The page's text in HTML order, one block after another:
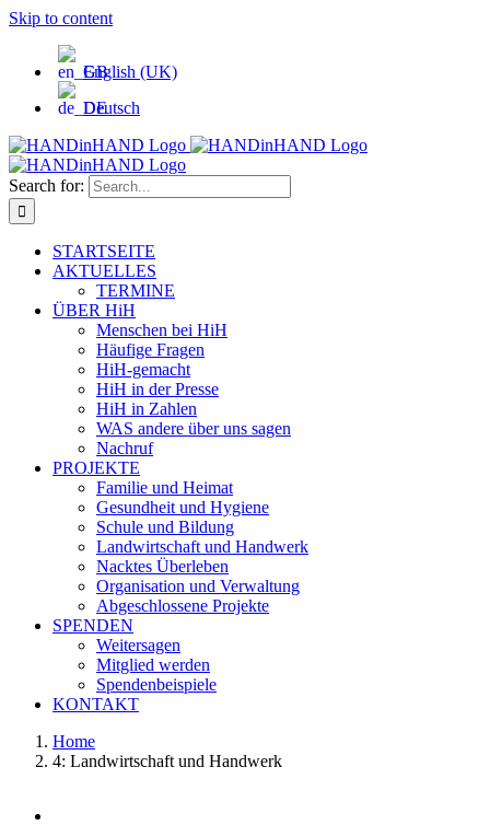
Skip to content
English (UK)
Deutsch
Search for:
STARTSEITE
AKTUELLES
TERMINE
ÜBER HiH
Menschen bei HiH
Häufige Fragen
HiH-gemacht
HiH in der Presse
HiH in Zahlen
WAS andere über uns sagen
Nachruf
PROJEKTE
Familie und Heimat
Gesundheit und Hygiene
Schule und Bildung
Landwirtschaft und Handwerk
Nacktes Überleben
Organisation und Verwaltung
Abgeschlossene Projekte
SPENDEN
Weitersagen
Mitglied werden
Spendenbeispiele
KONTAKT
Home
4: Landwirtschaft und Handwerk